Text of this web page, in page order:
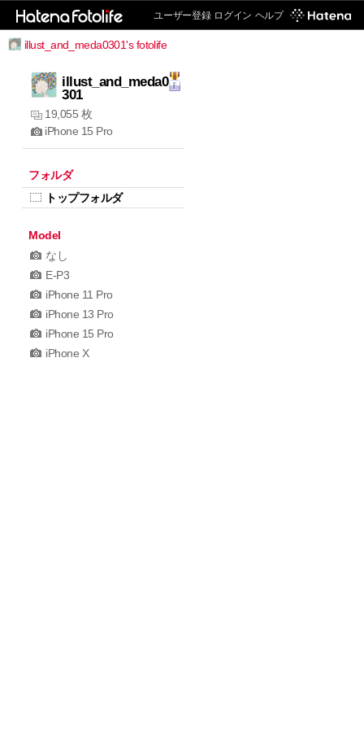
ユーザー登録 ログイン ヘルプ
illust_and_meda0301's fotolife
illust_and_meda0
301
19,055 枚
iPhone 15 Pro
フォルダ
トップフォルダ
Model
なし
E-P3
iPhone 11 Pro
iPhone 13 Pro
iPhone 15 Pro
iPhone X